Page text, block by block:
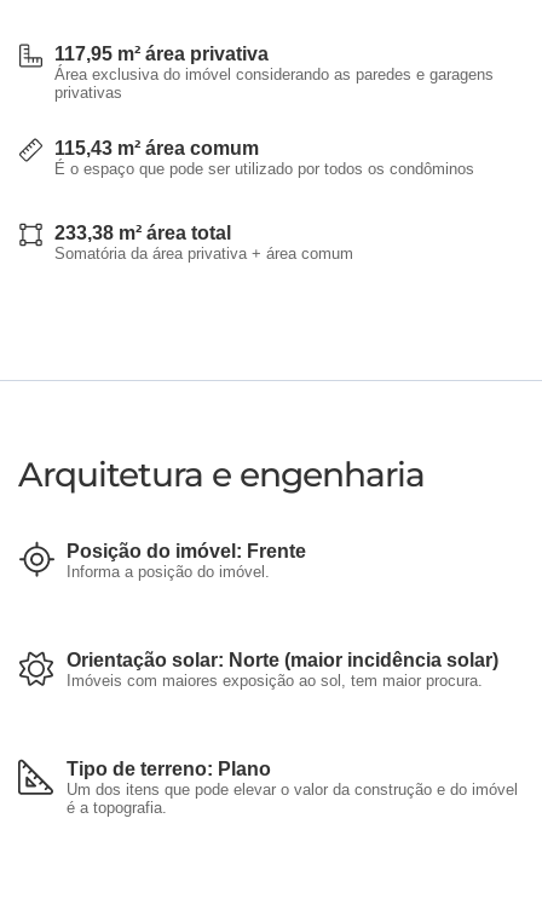
117,95 m² área privativa
Área exclusiva do imóvel considerando as paredes e garagens
privativas
115,43 m² área comum
É o espaço que pode ser utilizado por todos os condôminos
233,38 m² área total
Somatória da área privativa + área comum
Arquitetura e engenharia
Posição do imóvel: Frente
Informa a posição do imóvel.
Orientação solar: Norte (maior incidência solar)
Imóveis com maiores exposição ao sol, tem maior procura.
Tipo de terreno: Plano
Um dos itens que pode elevar o valor da construção e do imóvel
é a topografia.